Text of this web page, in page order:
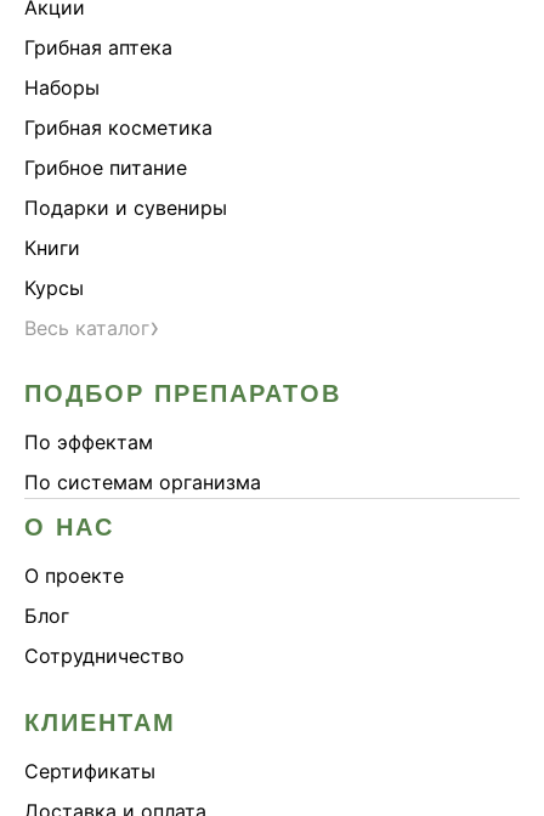
Акции
Грибная аптека
Наборы
Грибная косметика
Грибное питание
Подарки и сувениры
Книги
Курсы
Весь каталог›
ПОДБОР ПРЕПАРАТОВ
По эффектам
По системам организма
О НАС
О проекте
Блог
Сотрудничество
КЛИЕНТАМ
Сертификаты
Доставка и оплата